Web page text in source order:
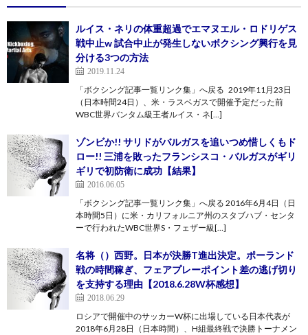
ルイス・ネリの体重超過でエマヌエル・ロドリゲス
戦中止w 試合中止が発生しないボクシング興行を見
分ける3つの方法
2019.11.24
「ボクシング記事一覧リンク集」へ戻る 2019年11月23日
（日本時間24日）、米・ラスベガスで開催予定だった前
WBC世界バンタム級王者ルイス・ネ[…]
ゾンビか!! サリドがバルガスを追いつめ惜しくもド
ロー!! 三浦を敗ったフランシスコ・バルガスがギリ
ギリで初防衛に成功【結果】
2016.06.05
「ボクシング記事一覧リンク集」へ戻る 2016年6月4日（日
本時間5日）に米・カリフォルニア州のスタブハブ・センタ
ーで行われたWBC世界S・フェザー級[…]
名将（）西野。日本が決勝T進出決定。ポーランド
戦の時間稼ぎ、フェアプレーポイント差の逃げ切り
を支持する理由【2018.6.28W杯感想】
2018.06.29
ロシアで開催中のサッカーW杯に出場している日本代表が
2018年6月28日（日本時間）、H組最終戦で決勝トーナメン